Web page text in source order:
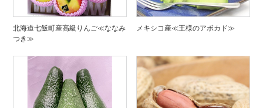
北海道七飯町産高級りんご≪ななみ
つき≫
メキシコ産≪王様のアボカド≫